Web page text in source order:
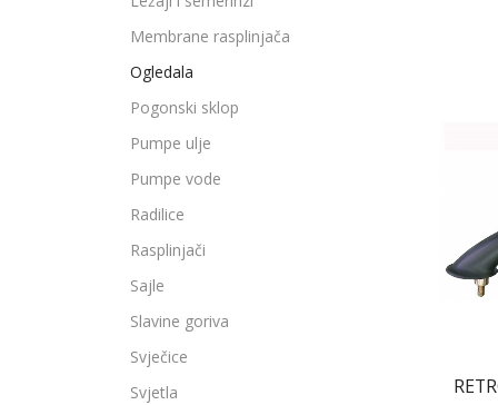
Membrane rasplinjača
Ogledala
Pogonski sklop
Pumpe ulje
Pumpe vode
Radilice
Rasplinjači
Sajle
Slavine goriva
Svječice
Svjetla